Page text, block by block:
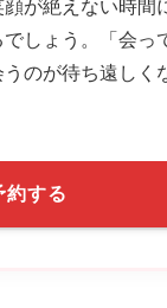
が絶えない時間
しょう。「会っ
のが待ち遠しく
約する